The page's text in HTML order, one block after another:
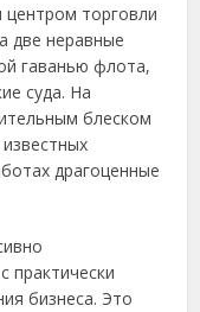
торговли
две неравные
гаванью флота,
суда. На
блеском
драгоценные
практически
бизнеса. Это